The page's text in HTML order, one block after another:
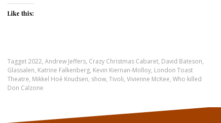
Like this:
Tagget2022, Andrew Jeffers, Crazy Christmas Cabaret, David Bateson,
Glassalen, Katrine Falkenberg, Kevin Kiernan-Molloy, London Toast
Theatre, Mikkel Hoé Knudsen, show, Tivoli, Vivienne McKee, Who killed
Don Calzone